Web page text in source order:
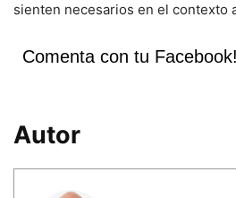
sienten necesarios en el contexto
Comenta con tu Facebook!
Autor